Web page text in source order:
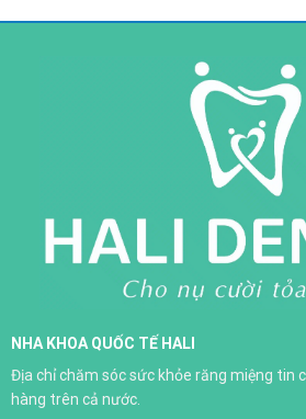
Trồng răng implant
XEM THÊM
Răng sứ toàn sứ H-Saphir
NHA KHOA QUỐC TẾ HALI
Địa chỉ chăm sóc sức khỏe răng miệng tin
hàng trên cả nước.